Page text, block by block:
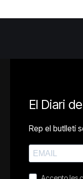
El Diari
Rep el butlletí